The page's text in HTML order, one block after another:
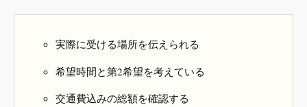
実際に受ける場所を伝えられる
希望時間と第2希望を考えている
交通費込みの総額を確認する